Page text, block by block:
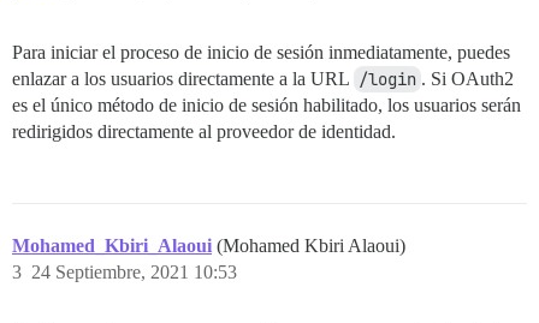
Para iniciar el proceso de inicio de sesión inmediatamente, puedes
enlazar a los usuarios directamente a la URL /login . Si OAuth2
es el único método de inicio de sesión habilitado, los usuarios serán
redirigidos directamente al proveedor de identidad.
Mohamed_Kbiri_Alaoui (Mohamed Kbiri Alaoui)
24 Septiembre, 2021 10:53
3